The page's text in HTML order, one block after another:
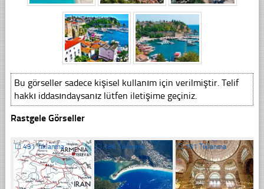
Bu görseller sadece kişisel kullanım için verilmiştir. Telif
hakkı iddasındaysanız lütfen iletişime geçiniz.
Rastgele Görseller
☐431 Tıklanma ☐186 Tıklanma ☐181 Tıklanma